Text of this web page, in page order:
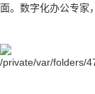
面。数字化办公专家